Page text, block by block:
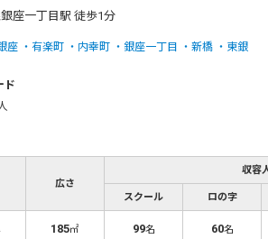
座一丁目駅 徒歩1分
座 有楽町 内幸町 銀座一丁目 新橋
東銀
ド
広さ
収容
スクール ロの字
185㎡ 99名 60名